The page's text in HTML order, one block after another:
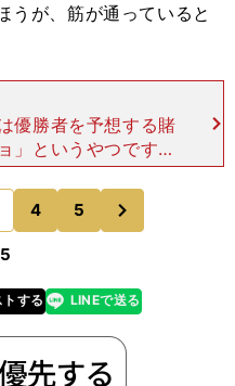
うが、筋が通っていると
優勝者を予想する賭
」というやつです。
例外的に競馬場で１
券を買うのは、公営
から
4 5
する
line LINEで送る